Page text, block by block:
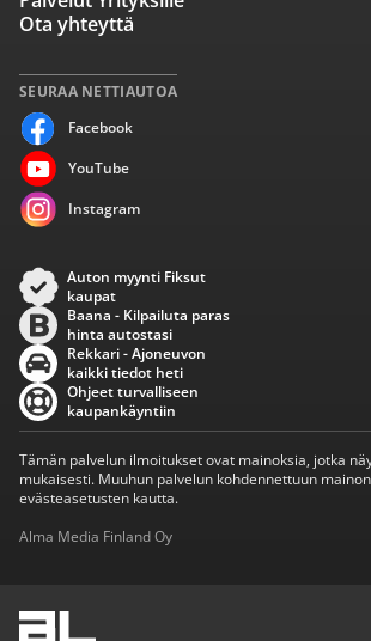
SEURAA NETTIAUTOA
Facebook
YouTube
Instagram
Ota yhteyttä
Auton myynti Fiksut
kaupat
Baana - Kilpailuta paras
hinta autostasi
Rekkari - Ajoneuvon
kaikki tiedot heti
Ohjeet turvalliseen
kaupankäyntiin
Tämän palvelun ilmoitukset ovat mainoksia, jotka
mukaisesti. Muuhun palvelun kohdennettuun
evästeasetusten kautta.
Alma Media Finland Oy